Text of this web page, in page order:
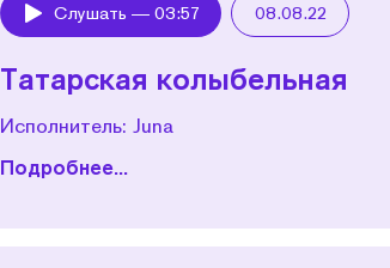
Play
Слушать — 03:57 08.08.22
Татарская колыбельная
Исполнитель: Juna
Подробнее...